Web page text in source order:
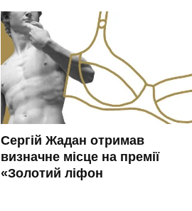
Сергій Жадан отримав
визначне місце на премії
«Золотий ліфон